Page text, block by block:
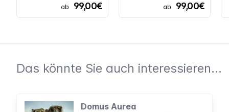
ab 99,00€ ab 99,00€
Das könnte Sie auch interessieren...
Domus Aurea